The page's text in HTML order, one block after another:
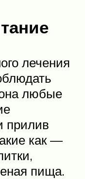
лечения
любые
прилив
как —
пища.